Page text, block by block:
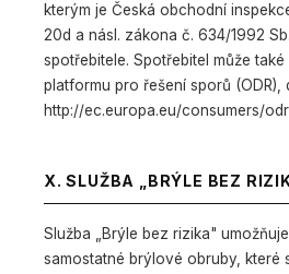
kterým je Česká obchodní
20d a násl. zákona č. 634/1992
spotřebitele. Spotřebitel může
platformu pro řešení sporů (ODR),
http://ec.europa.eu/consumers/
X. SLUŽBA „BRÝLE BEZ
Služba „Brýle bez rizika"
samostatné brýlové obruby, které